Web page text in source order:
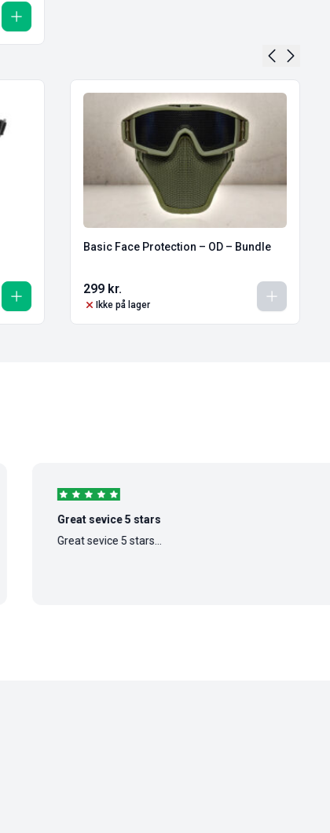
Basic Face Protection – OD – Bundle
299 kr.
Ikke på lager
Great sevice 5 stars
Great sevice 5 stars...